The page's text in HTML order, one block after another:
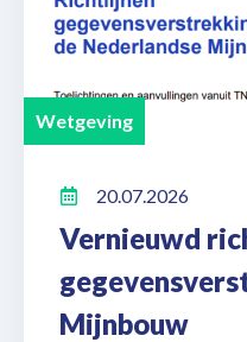
Wetgeving
20.07.2026
Vernieuwd
Mijnbouw